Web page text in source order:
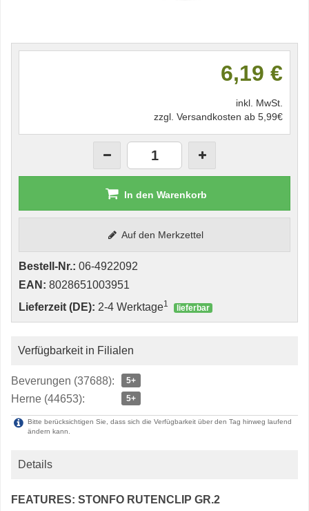
6,19 €
inkl. MwSt.
zzgl. Versandkosten ab 5,99€
In den Warenkorb
Auf den Merkzettel
Bestell-Nr.: 06-4922092
EAN: 8028651003951
Lieferzeit (DE): 2-4 Werktage1 lieferbar
Verfügbarkeit in Filialen
Beverungen (37688): 5+
Herne (44653): 5+
Bitte berücksichtigen Sie, dass sich die Verfügbarkeit über den Tag hinweg laufend
ändern kann.
Details
FEATURES: STONFO RUTENCLIP GR.2